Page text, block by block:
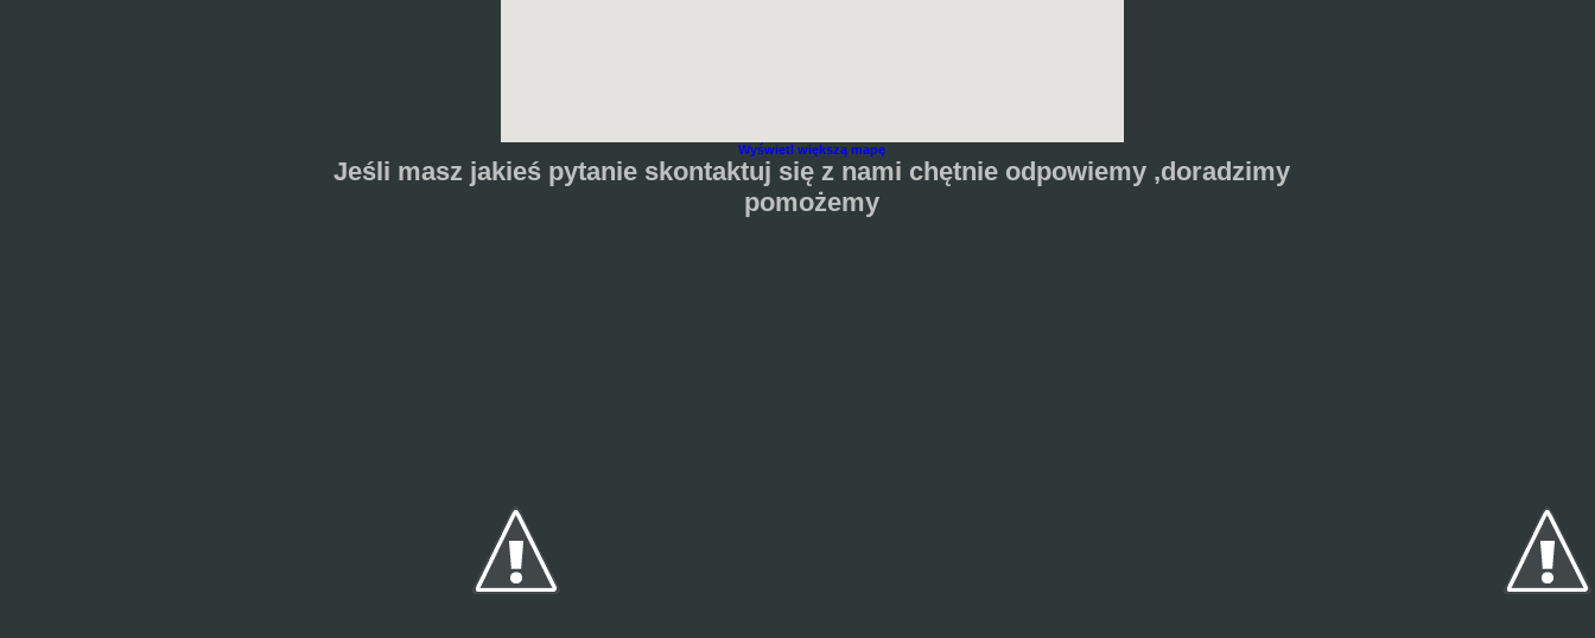
Wyświetl większą mapę
Jeśli masz jakieś pytanie skontaktuj się z nami chętnie odpowiemy ,doradzimy
pomożemy